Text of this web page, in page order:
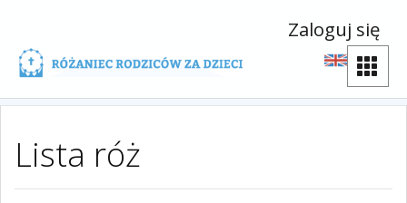
Zaloguj się
Lista róż